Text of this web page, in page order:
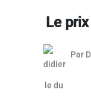
Le
Par